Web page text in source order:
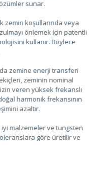
sunar.
zemin koşullarında veya
önlemek için patentli
kullanır. Böylece
zemine enerji transferi
zeminin nominal
veren yüksek frekanslı
harmonik frekansının
azaltır.
malzemeler ve tungsten
göre üretilir ve